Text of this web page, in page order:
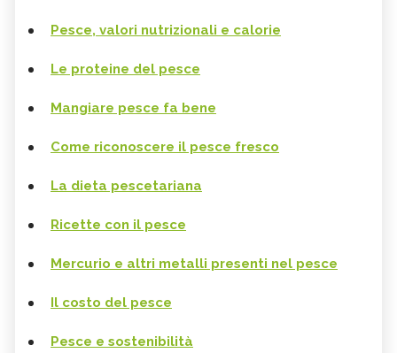
Pesce, valori nutrizionali e calorie
Le proteine del pesce
Mangiare pesce fa bene
Come riconoscere il pesce fresco
La dieta pescetariana
Ricette con il pesce
Mercurio e altri metalli presenti nel pesce
Il costo del pesce
Pesce e sostenibilità